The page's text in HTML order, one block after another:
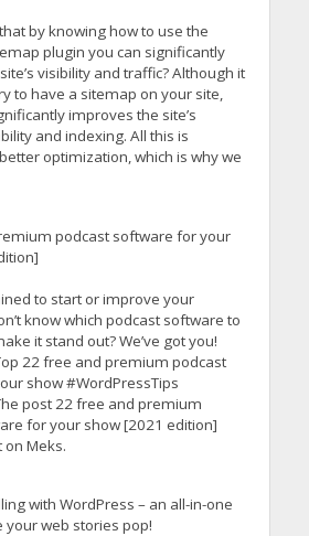
by knowing how to use the
plugin you can significantly
visibility and traffic? Although it
to have a sitemap on your site,
improves the site’s
and indexing. All this is
optimization, which is why we
podcast software for your
to start or improve your
know which podcast software to
it stand out? We’ve got you!
22 free and premium podcast
show #WordPressTips
post 22 free and premium
for your show [2021 edition]
Meks.
with WordPress – an all-in-one
your web stories pop!